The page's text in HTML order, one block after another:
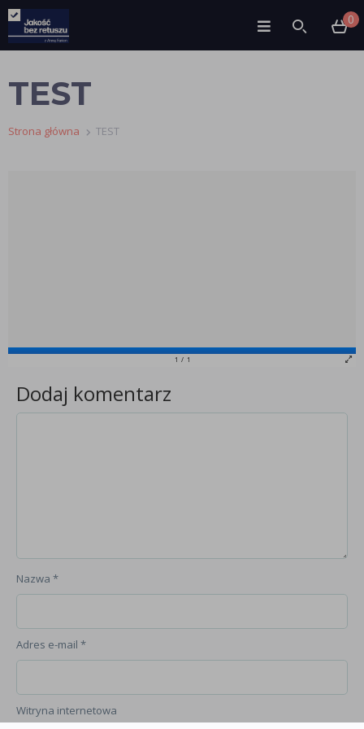
0
TEST
Strona główna TEST
Dodaj komentarz
Nazwa *
Adres e-mail *
Witryna internetowa